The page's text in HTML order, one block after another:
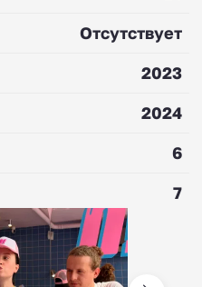
Отсутствует
2023
2024
6
7